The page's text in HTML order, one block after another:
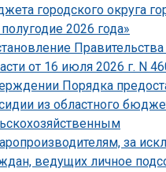
городского округа
2026 года»
от 16 июля 2026 г. N
Порядка
из областного
за
ведущих личное